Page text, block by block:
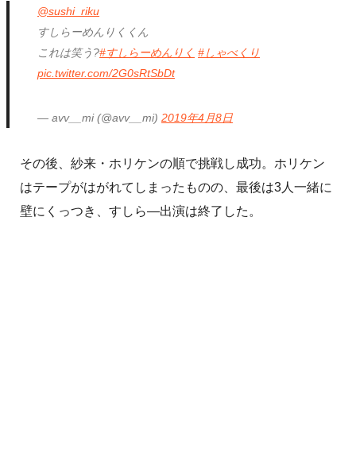
@sushi_riku
すしらーめんりくくん
これは笑う?#すしらーめんりく #しゃべくり
pic.twitter.com/2G0sRtSbDt
— avv__mi (@avv__mi)2019年4月8日
その後、紗来・ホリケンの順で挑戦し成功。ホリケン
はテープがはがれてしまったものの、最後は3人一緒に
壁にくっつき、すしら―出演は終了した。